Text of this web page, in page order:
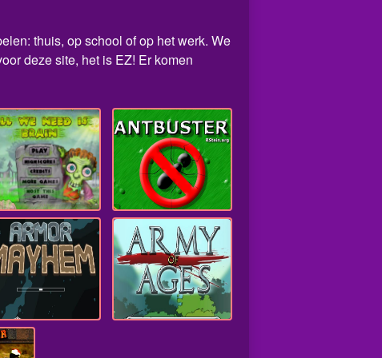
thuis, op school of op het werk. We
deze site, het is EZ! Er komen